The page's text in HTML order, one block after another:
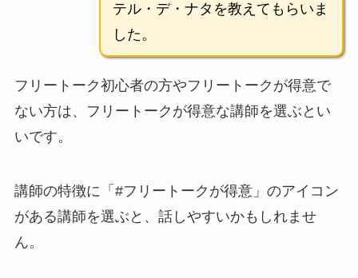
テル・デ・ナタを教えてもらいま
した。
フリートーク初心者の方やフリートークが得意で
ない方は、フリートークが得意な講師を選ぶとい
いです。
講師の特徴に「#フリートークが得意」のアイコン
がある講師を選ぶと、話しやすいかもしれませ
ん。